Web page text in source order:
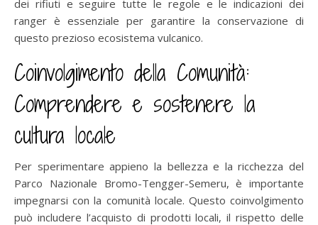
dei rifiuti e seguire tutte le regole e le indicazioni dei
ranger è essenziale per garantire la conservazione di
questo prezioso ecosistema vulcanico.
Coinvolgimento della Comunità:
Comprendere e sostenere la
cultura locale
Per sperimentare appieno la bellezza e la ricchezza del
Parco Nazionale Bromo-Tengger-Semeru, è importante
impegnarsi con la comunità locale. Questo coinvolgimento
può includere l’acquisto di prodotti locali, il rispetto delle